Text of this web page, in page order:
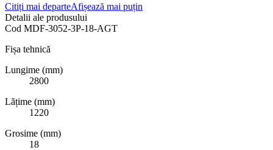
Citiți mai departeAfișează mai puțin
Detalii ale produsului
Cod MDF-3052-3P-18-AGT
Fișa tehnică
Lungime (mm)
2800
Lățime (mm)
1220
Grosime (mm)
18